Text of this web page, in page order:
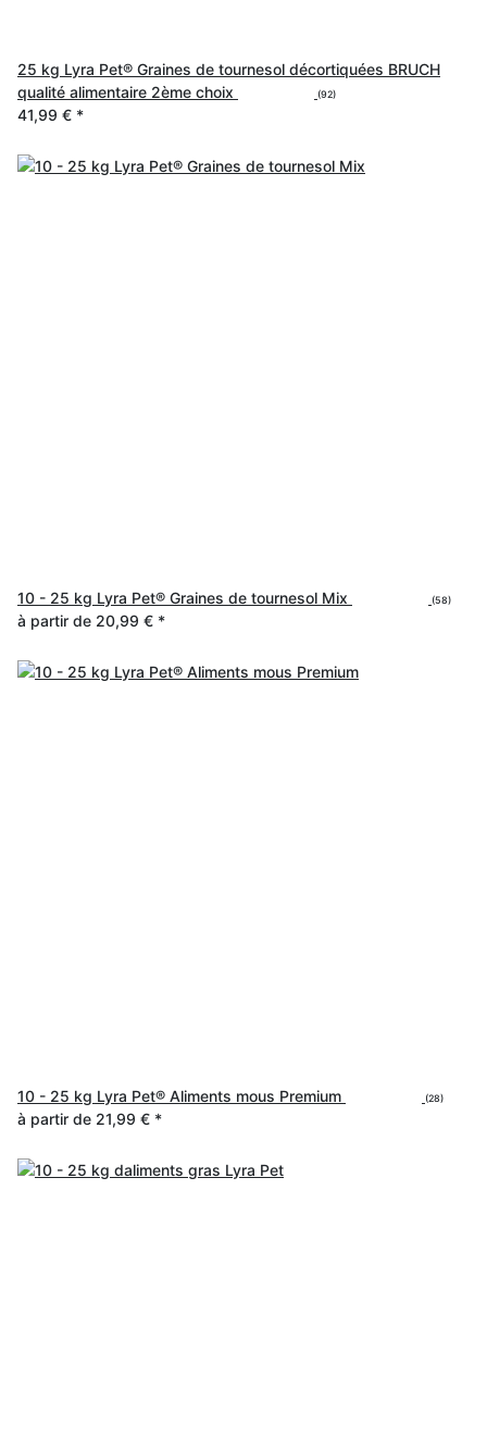
25 kg Lyra Pet® Graines de tournesol décortiquées BRUCH
qualité alimentaire 2ème choix
(92)
41,99 € *
10 - 25 kg Lyra Pet® Graines de tournesol Mix (58)
à partir de 20,99 € *
10 - 25 kg Lyra Pet® Aliments mous Premium (28)
à partir de 21,99 € *